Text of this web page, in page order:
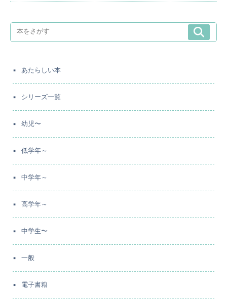
あたらしい本
シリーズ一覧
幼児〜
低学年～
中学年～
高学年～
中学生〜
一般
電子書籍